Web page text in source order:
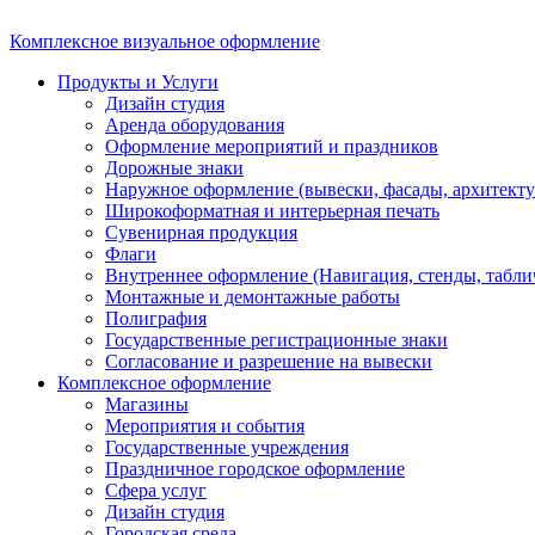
Комплексное визуальное оформление
Продукты и Услуги
Дизайн студия
Аренда оборудования
Оформление мероприятий и праздников
Дорожные знаки
Наружное оформление (вывески, фасады,
Широкоформатная и интерьерная печать
Сувенирная продукция
Флаги
Внутреннее оформление (Навигация, стенды,
Монтажные и демонтажные работы
Полиграфия
Государственные регистрационные знаки
Согласование и разрешение на вывески
Комплексное оформление
Магазины
Мероприятия и события
Государственные учреждения
Праздничное городское оформление
Сфера услуг
Дизайн студия